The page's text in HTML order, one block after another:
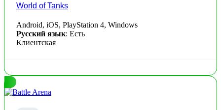
World of Tanks
Android, iOS, PlayStation 4, Windows
Русский язык: Есть
Клиентская